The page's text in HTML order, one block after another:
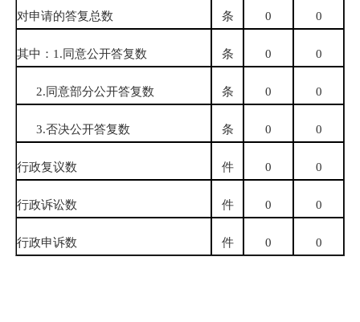
对申请的答复总数 条 0 0
其中： 1.同意公开答复数 条 0 0
2.同意部分公开答复数 条 0 0
3.否决公开答复数 条 0 0
行政复议数 件 0 0
行政诉讼数 件 0 0
行政申诉数 件 0 0